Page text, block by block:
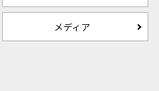
メディア